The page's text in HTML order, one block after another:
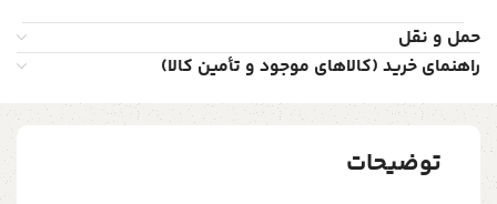
حمل و نقل
راهنمای خرید (کالاهای موجود و تأمین کالا)
توضیحات